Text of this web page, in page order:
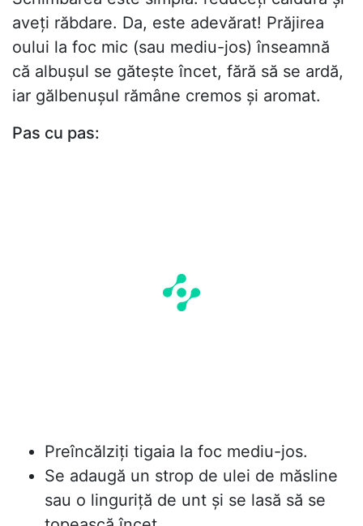
aveți răbdare. Da, este adevărat! Prăjirea
oului la foc mic (sau mediu-jos) înseamnă
că albușul se gătește încet, fără să se ardă,
iar gălbenușul rămâne cremos și aromat.
Pas cu pas:
Preîncălziți tigaia la foc mediu-jos.
Se adaugă un strop de ulei de măsline
sau o linguriță de unt și se lasă să se